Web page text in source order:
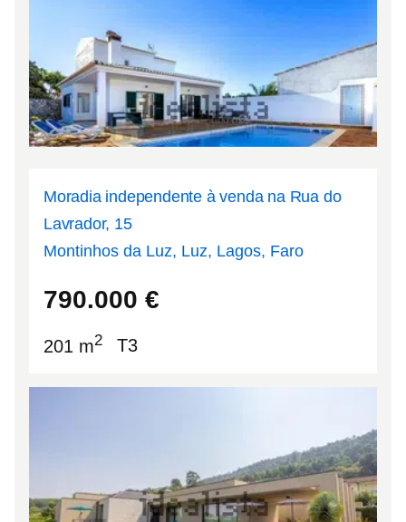
Moradia independente à venda na Rua do
Lavrador, 15
Montinhos da Luz, Luz, Lagos, Faro
790.000 €
201 m2 T3